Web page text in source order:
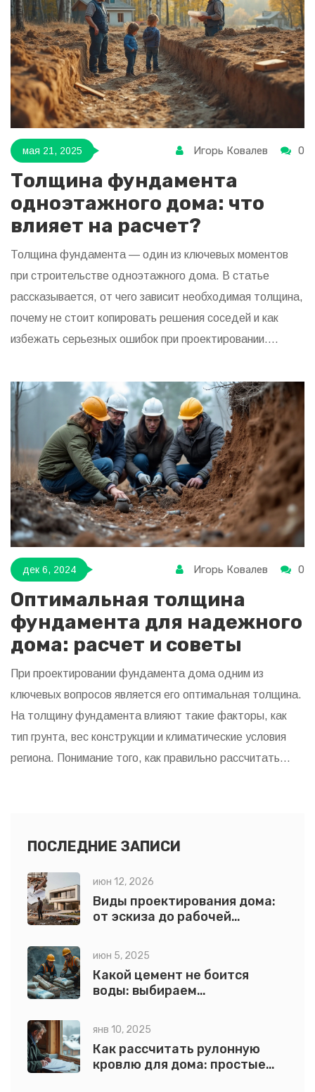
мая 21, 2025 Игорь Ковалев 0
Толщина фундамента
одноэтажного дома: что
влияет на расчет?
Толщина фундамента — один из ключевых моментов
при строительстве одноэтажного дома. В статье
рассказывается, от чего зависит необходимая толщина,
почему не стоит копировать решения соседей и как
избежать серьезных ошибок при проектировании.
сэкономить деньги и время. Такой подход избавит от
трещин на стенах и просадок пола. Статья содержит
только конкретику, никакой воды.
дек 6, 2024 Игорь Ковалев 0
Оптимальная толщина
фундамента для надежного
дома: расчет и советы
При проектировании фундамента дома одним из
ключевых вопросов является его оптимальная толщина.
На толщину фундамента влияют такие факторы, как
тип грунта, вес конструкции и климатические условия
региона. Понимание того, как правильно рассчитать
и дадим полезные советы, которые помогут избежать
ПОСЛЕДНИЕ ЗАПИСИ
июн 12, 2026
Виды проектирования дома:
от эскиза до рабочей
строительства
июн 5, 2025
Какой цемент не боится
воды: выбираем
янв 10, 2025
Как рассчитать рулонную
кровлю для дома: простые